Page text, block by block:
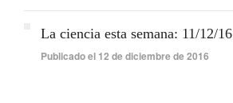
La ciencia esta semana: 11/12/16
Publicado el 12 de diciembre de 2016